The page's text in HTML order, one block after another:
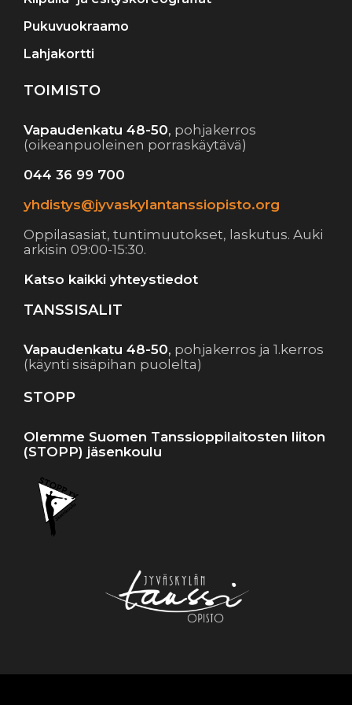
Pukuvuokraamo
Lahjakortti
TOIMISTO
Vapaudenkatu 48-50, pohjakerros
(oikeanpuoleinen porraskäytävä)
044 36 99 700
yhdistys@jyvaskylantanssiopisto.org
Oppilasasiat, tuntimuutokset, laskutus. Auki
arkisin 09:00-15:30.
Katso kaikki yhteystiedot
TANSSISALIT
Vapaudenkatu 48-50, pohjakerros ja 1.kerros
(käynti sisäpihan puolelta)
STOPP
Olemme Suomen Tanssioppilaitosten liiton
(STOPP) jäsenkoulu